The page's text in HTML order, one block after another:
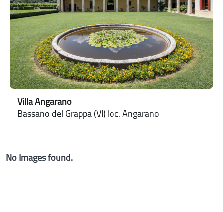
Villa Angarano
Bassano del Grappa (VI) loc. Angarano
No Images found.